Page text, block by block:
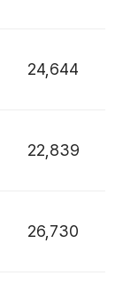
24,644
22,839
26,730